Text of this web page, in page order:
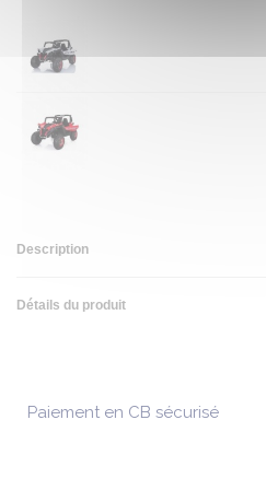
Description
Détails du produit
Paiement en CB sécurisé